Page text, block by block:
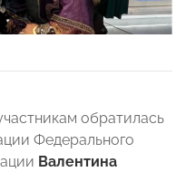
обратилась
Федерального
Валентина